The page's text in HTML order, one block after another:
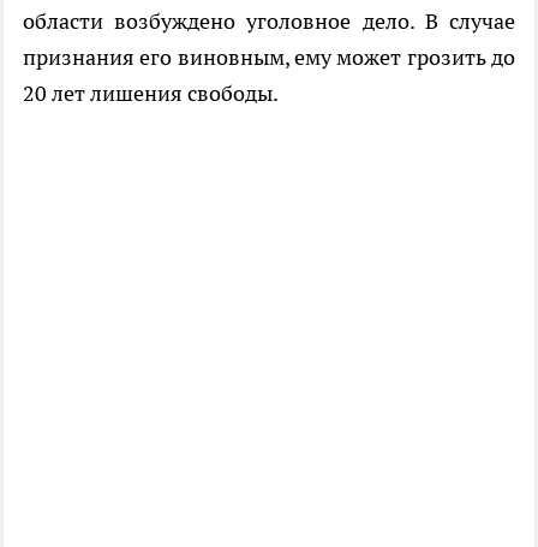
области возбуждено уголовное дело. В случае
признания его виновным, ему может грозить до
20 лет лишения свободы.